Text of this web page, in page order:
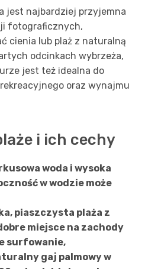
jest najbardziej przyjemna
fotograficznych,
cienia lub plaż z naturalną
odcinkach wybrzeża,
jest też idealna do
oraz wynajmu
i ich cechy
woda i wysoka
w wodzie może
piaszczysta plaża z
miejsce na zachody
surfowanie,
gaj palmowy w